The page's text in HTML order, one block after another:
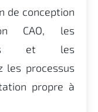
de conception
CAO, les
et les
les processus
propre à